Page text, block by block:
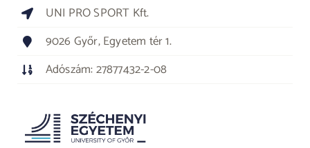
UNI PRO SPORT Kft.
9026 Győr, Egyetem tér 1.
Adószám: 27877432-2-08